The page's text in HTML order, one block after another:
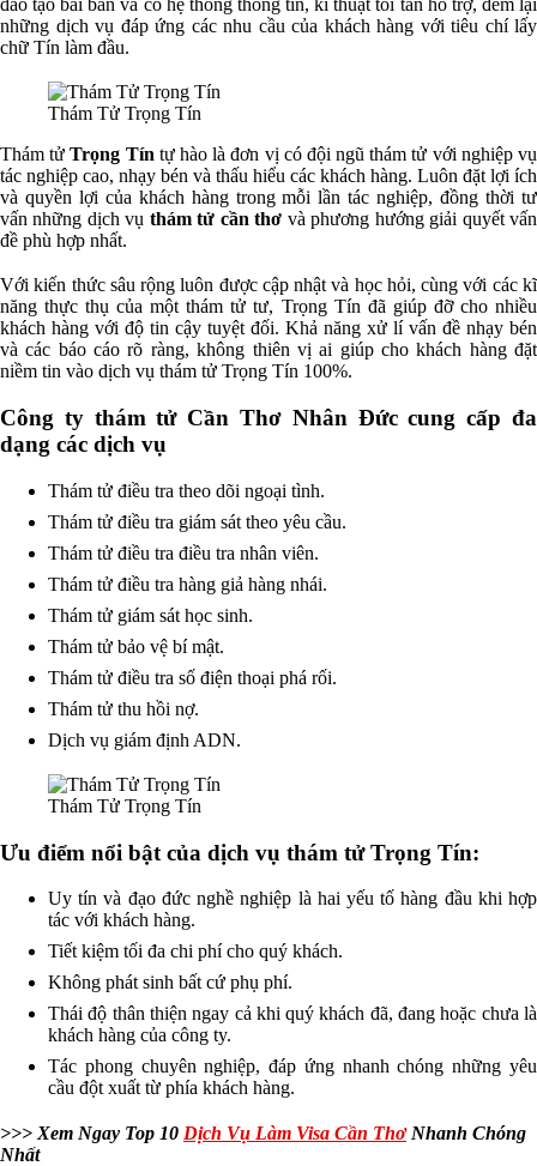
những dịch vụ đáp ứng các nhu cầu của khách hàng với tiêu chí lấy
chữ Tín làm đầu.
Thám Tử Trọng Tín
Thám tửTrọng Tín tự hào là đơn vị có đội ngũ thám tử với nghiệp vụ
tác nghiệp cao, nhạy bén và thấu hiểu các khách hàng. Luôn đặt lợi ích
và quyền lợi của khách hàng trong mỗi lần tác nghiệp, đồng thời tư
vấn những dịch vụ thám tử cần thơ và phương hướng giải quyết vấn
đề phù hợp nhất.
Với kiến thức sâu rộng luôn được cập nhật và học hỏi, cùng với các kĩ
năng thực thụ của một thám tử tư, Trọng Tín đã giúp đỡ cho nhiều
khách hàng với độ tin cậy tuyệt đối. Khả năng xử lí vấn đề nhạy bén
và các báo cáo rõ ràng, không thiên vị ai giúp cho khách hàng đặt
niềm tin vào dịch vụ thám tử Trọng Tín 100%.
Công ty thám tử Cần Thơ Nhân Đức cung cấp đa
dạng các dịch vụ
Thám tử điều tra theo dõi ngoại tình.
Thám tử điều tra giám sát theo yêu cầu.
Thám tử điều tra điều tra nhân viên.
Thám tử điều tra hàng giả hàng nhái.
Thám tử giám sát học sinh.
Thám tử bảo vệ bí mật.
Thám tử điều tra số điện thoại phá rối.
Thám tử thu hồi nợ.
Dịch vụ giám định ADN.
Thám Tử Trọng Tín
Ưu điểm nổi bật của dịch vụ thám tử Trọng Tín:
Uy tín và đạo đức nghề nghiệp là hai yếu tố hàng đầu khi hợp
tác với khách hàng.
Tiết kiệm tối đa chi phí cho quý khách.
Không phát sinh bất cứ phụ phí.
Thái độ thân thiện ngay cả khi quý khách đã, đang hoặc chưa là
khách hàng của công ty.
Tác phong chuyên nghiệp, đáp ứng nhanh chóng những yêu
cầu đột xuất từ phía khách hàng.
>>> Xem Ngay Top 10 Dịch Vụ Làm Visa Cần ThơNhanh Chóng
Nhất